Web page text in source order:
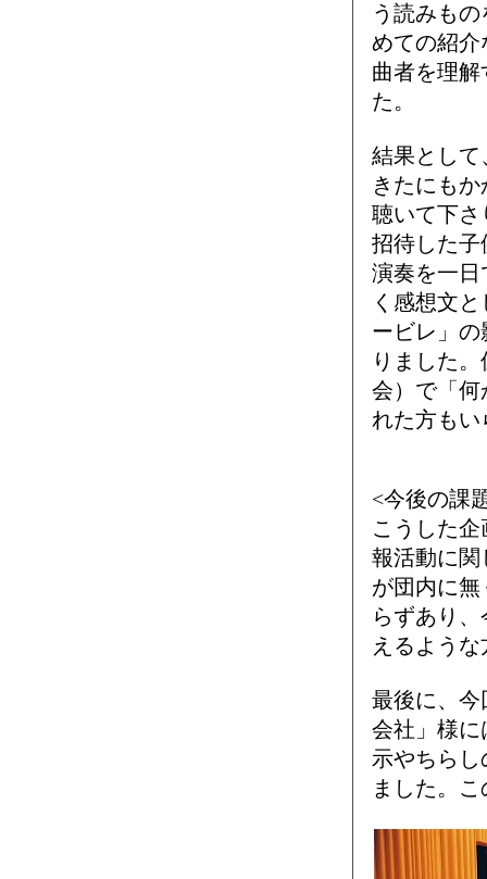
う読みも
めての紹介
曲者を理
た。
結果として
きたにも
聴いて下さ
招待した子
演奏を一日
く感想文
ービレ」
りました
会）で「何
れた方もい
<今後の課
こうした
報活動に関
が団内に
らずあり
えるよう
最後に、今
会社」様に
示やちら
ました。